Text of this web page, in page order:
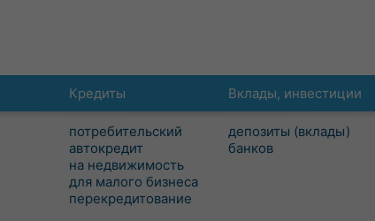
Кредиты
потребительский
автокредит
на недвижимость
для малого бизнеса
перекредитование
Вклады, инвестиции
депозиты (вклады)
банков